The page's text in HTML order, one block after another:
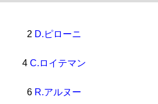
2 D.ピローニ
4 C.ロイテマン
6 R.アルヌー